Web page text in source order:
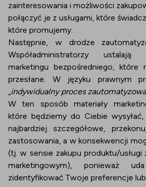
zainteresowania i możliwości
połączyć je z usługami, które
które promujemy.
Następnie, w drodze
Współadministratorzy
marketingu bezpośredniego,
przesłane. W języku prawnym
„indywidualny proces
W ten sposób materiały
które będziemy do Ciebie
najbardziej szczegółowe,
zastosowania, a w konsekwencji
(tj. w sensie zakupu produktu/
marketingowym), ponieważ
zidentyfikować Twoje preferencje